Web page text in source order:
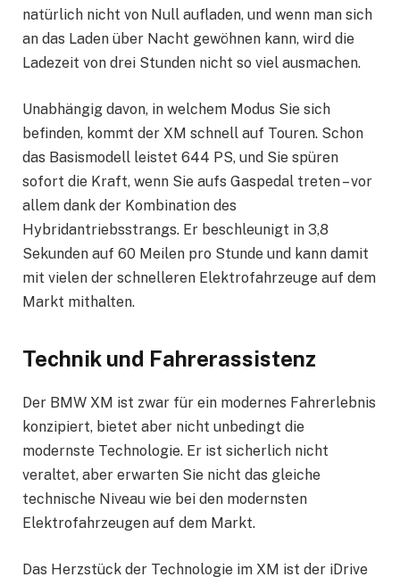
natürlich nicht von Null aufladen, und wenn man sich
an das Laden über Nacht gewöhnen kann, wird die
Ladezeit von drei Stunden nicht so viel ausmachen.
Unabhängig davon, in welchem ​​Modus Sie sich
befinden, kommt der XM schnell auf Touren. Schon
das Basismodell leistet 644 PS, und Sie spüren
sofort die Kraft, wenn Sie aufs Gaspedal treten – vor
allem dank der Kombination des
Hybridantriebsstrangs. Er beschleunigt in 3,8
Sekunden auf 60 Meilen pro Stunde und kann damit
mit vielen der schnelleren Elektrofahrzeuge auf dem
Markt mithalten.
Technik und Fahrerassistenz
Der BMW XM ist zwar für ein modernes Fahrerlebnis
konzipiert, bietet aber nicht unbedingt die
modernste Technologie. Er ist sicherlich nicht
veraltet, aber erwarten Sie nicht das gleiche
technische Niveau wie bei den modernsten
Elektrofahrzeugen auf dem Markt.
Das Herzstück der Technologie im XM ist der iDrive